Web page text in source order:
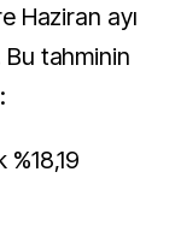
Haziran ayı
tahminin